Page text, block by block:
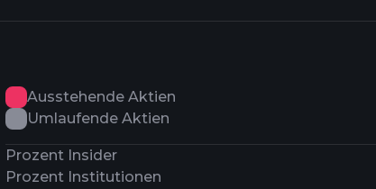
Ausstehende Aktien
Umlaufende Aktien
Prozent Insider
Prozent Institutionen